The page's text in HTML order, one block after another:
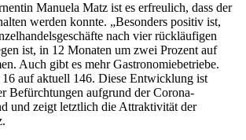
Manuela Matz ist es erfreulich, dass der
werden konnte. „Besonders positiv ist,
nach vier rückläufigen
ist, in 12 Monaten um zwei Prozent auf
Auch gibt es mehr Gastronomiebetriebe.
auf aktuell 146. Diese Entwicklung ist
Befürchtungen aufgrund der Corona-
und zeigt letztlich die Attraktivität der